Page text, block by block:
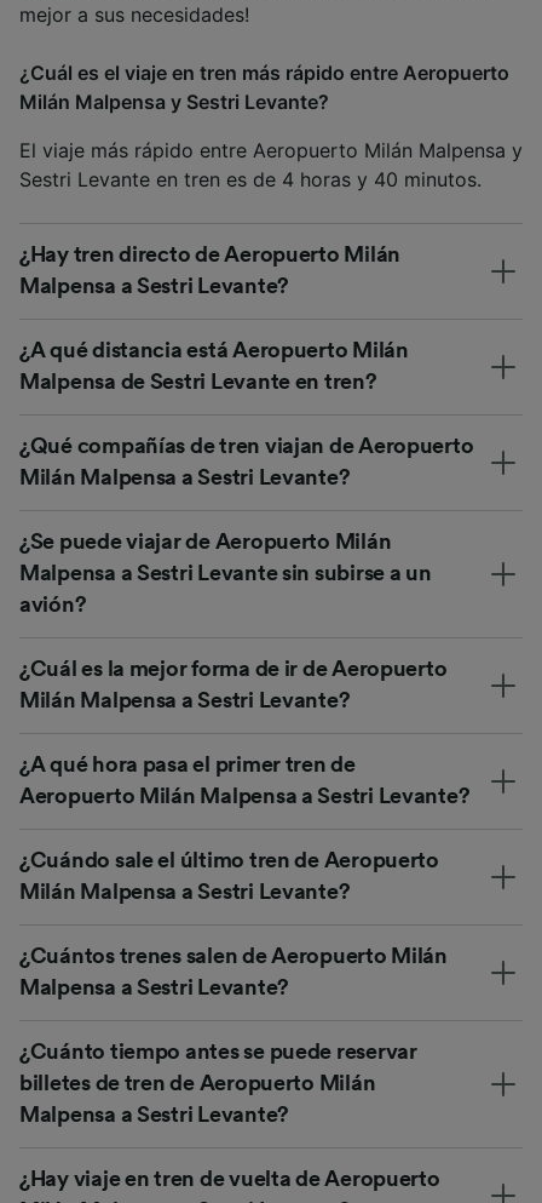
mejor a sus necesidades!
¿Cuál es el viaje en tren más rápido entre Aeropuerto
Milán Malpensa y Sestri Levante?
El viaje más rápido entre Aeropuerto Milán Malpensa y
Sestri Levante en tren es de 4 horas y 40 minutos.
¿Hay tren directo de Aeropuerto Milán
Malpensa a Sestri Levante?
¿A qué distancia está Aeropuerto Milán
Malpensa de Sestri Levante en tren?
¿Qué compañías de tren viajan de Aeropuerto
Milán Malpensa a Sestri Levante?
¿Se puede viajar de Aeropuerto Milán
Malpensa a Sestri Levante sin subirse a un
avión?
¿Cuál es la mejor forma de ir de Aeropuerto
Milán Malpensa a Sestri Levante?
¿A qué hora pasa el primer tren de
Aeropuerto Milán Malpensa a Sestri Levante?
¿Cuándo sale el último tren de Aeropuerto
Milán Malpensa a Sestri Levante?
¿Cuántos trenes salen de Aeropuerto Milán
Malpensa a Sestri Levante?
¿Cuánto tiempo antes se puede reservar
billetes de tren de Aeropuerto Milán
Malpensa a Sestri Levante?
¿Hay viaje en tren de vuelta de Aeropuerto